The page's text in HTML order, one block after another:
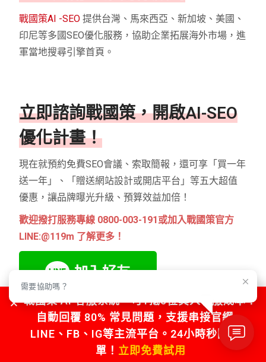
戰國策AI -SEO 提供台灣、馬來西亞、新加坡、美國、
印尼等多國SEO優化服務，協助企業拓展海外市場，進
軍當地搜尋引擎首頁。
立即諮詢戰國策，開啟AI-SEO
優化計畫！
現在就預約免費SEO會議、索取簡報，還可享「買一年
送一年」、「贈送網站設計或開店平台」等五大超值
優惠，讓品牌曝光升級、預算效益加倍！
歡迎撥打服務專線 0800-003-191或加入戰國策官方
LINE:@119m 了解更多！
AEO vs SEO 實戰 Q&A
戰國策 AI 客服系統，可1抵5位真人客服成本！
自動回覆 80% 常見問題，支援串接官網、
LINE、FB、IG等主流平台。24小時秒回不漏
單！ 立即免費試用
需要協助嗎？